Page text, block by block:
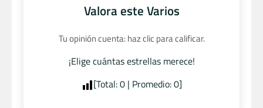
Valora este Varios
Tu opinión cuenta: haz clic para calificar.
¡Elige cuántas estrellas merece!
[Total:0| Promedio:0]